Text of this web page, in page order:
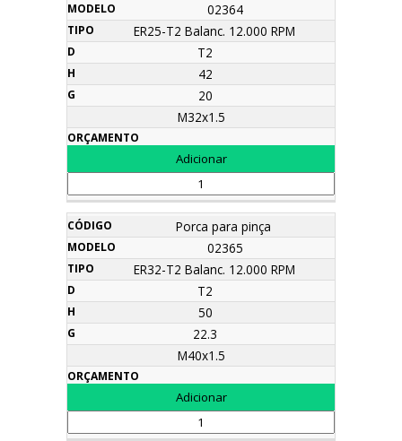
02364
ER25-T2 Balanc. 12.000 RPM
T2
42
20
M32x1.5
Porca para pinça
02365
ER32-T2 Balanc. 12.000 RPM
T2
50
22.3
M40x1.5